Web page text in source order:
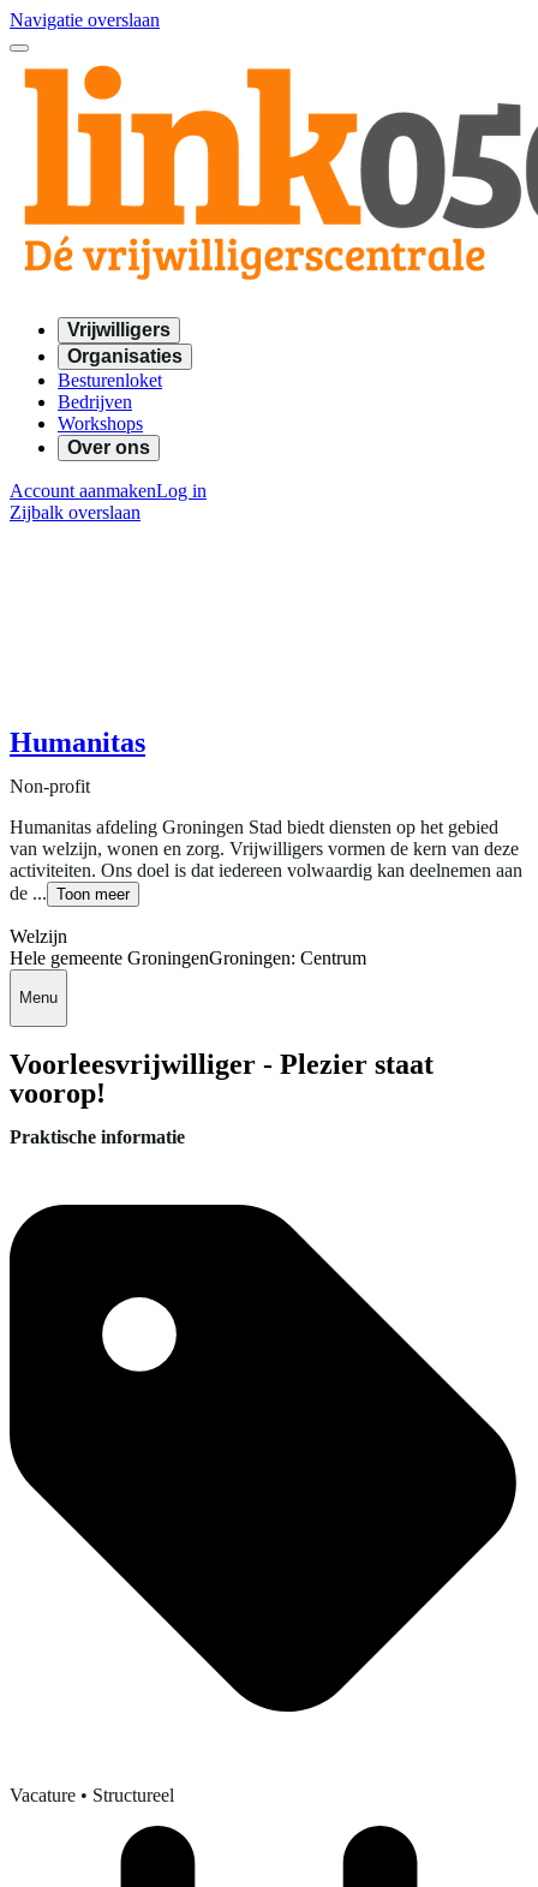
Navigatie overslaan
Vrijwilligers
Organisaties
Besturenloket
Bedrijven
Workshops
Over ons
Account aanmakenLog in
Zijbalk overslaan
Humanitas
Non-profit
Humanitas afdeling Groningen Stad biedt diensten op het gebied
van welzijn, wonen en zorg. Vrijwilligers vormen de kern van deze
activiteiten. Ons doel is dat iedereen volwaardig kan deelnemen aan
de ... Toon meer
Welzijn
Hele gemeente GroningenGroningen: Centrum
Menu
Voorleesvrijwilliger - Plezier staat
voorop!
Praktische informatie
Vacature • Structureel